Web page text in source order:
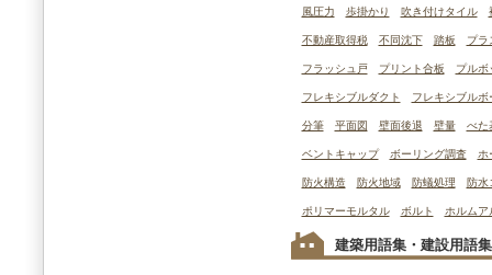
風圧力 歩掛かり 吹き付けタイル
不動産取得税 不同沈下 踏板 プラ
フラッシュ戸 プリント合板 プルボ
フレキシブルダクト フレキシブルボ
分筆 平面図 壁面後退 壁量 べた
ベントキャップ ボーリング調査 ホ
防火構造 防火地域 防蟻処理 防水
ポリマーモルタル ボルト ホルムア
建築用語集・建設用語